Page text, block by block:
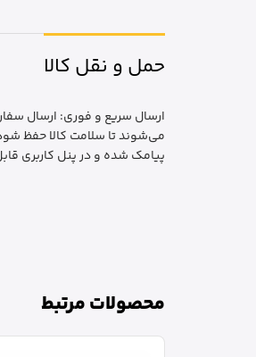
حمل و نقل کالا
می‌شوند تا سلامت کالا حفظ
پیامک شده و در پنل کاربری
محصولات مرتبط